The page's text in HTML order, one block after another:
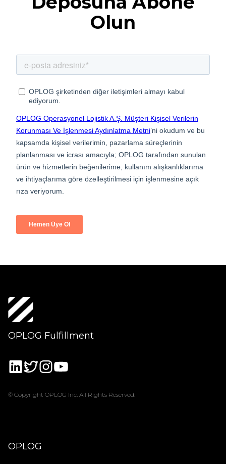
Olun
OPLOG Fulfillment
© Copyright OPLOG Inc. All Rights Reserved.
OPLOG